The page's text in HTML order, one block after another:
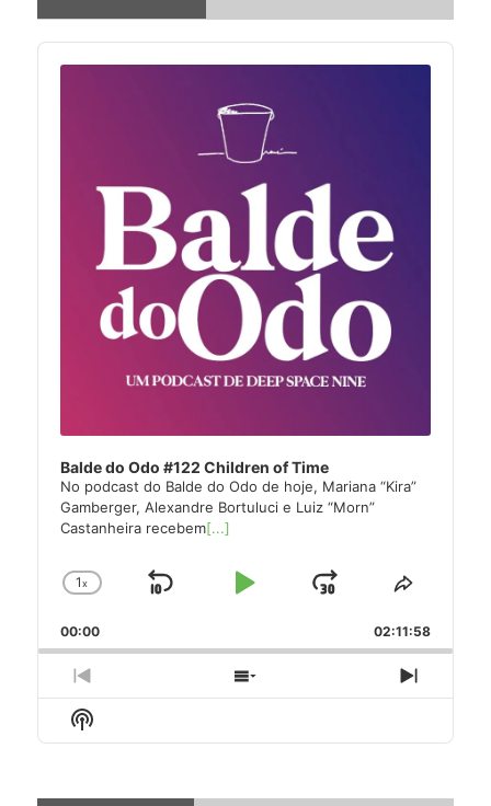
Audio
Player
Balde do Odo #122 Children of Time
No podcast do Balde do Odo de hoje, Mariana “Kira”
Gamberger, Alexandre Bortuluci e Luiz “Morn”
Castanheira recebem[...]
Change
Rate
1x
Skip
Play
Jump
Forward
Share
Episode
00:00 02:11:58
Previous
Episode
Show
Episodes
Next
Episode
Show
Podcast